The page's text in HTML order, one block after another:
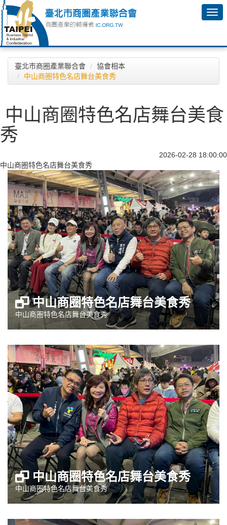
臺北市商圈產業聯合會
協會相本
中山商圈特色名店舞台美食秀
中山商圈特色名店舞台美食
秀
2026-02-28 18:00:00
中山商圈特色名店舞台美食秀
中山商圈特色名店舞台美食秀
中山商圈特色名店舞台美食秀
中山商圈特色名店舞台美食秀
中山商圈特色名店舞台美食秀